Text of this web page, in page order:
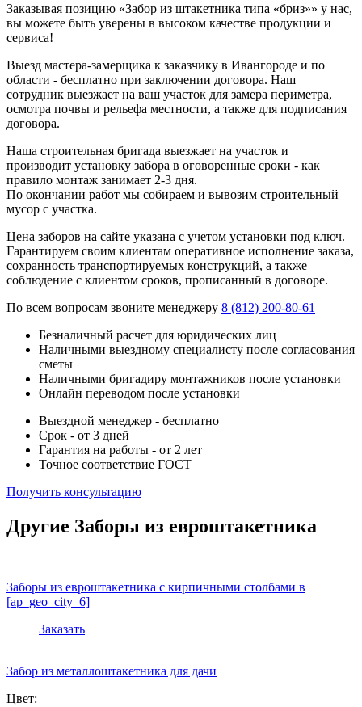
Заказывая позицию «Забор из штакетника типа «бриз»» у нас,
вы можете быть уверены в высоком качестве продукции и
сервиса!
Выезд мастера-замерщика к заказчику в Ивангороде и по
области - бесплатно при заключении договора. Наш
сотрудник выезжает на ваш участок для замера периметра,
осмотра почвы и рельефа местности, а также для подписания
договора.
Наша строительная бригада выезжает на участок и
производит установку забора в оговоренные сроки - как
правило монтаж занимает 2-3 дня.
По окончании работ мы собираем и вывозим строительный
мусор с участка.
Цена заборов на сайте указана с учетом установки под ключ.
Гарантируем своим клиентам оперативное исполнение заказа,
сохранность транспортируемых конструкций, а также
соблюдение с клиентом сроков, прописанный в договоре.
По всем вопросам звоните менеджеру 8 (812) 200-80-61
Безналичный расчет для юридических лиц
Наличными выездному специалисту после согласования
сметы
Наличными бригадиру монтажников после установки
Онлайн переводом после установки
Выездной менеджер - бесплатно
Срок - от 3 дней
Гарантия на работы - от 2 лет
Точное соответствие ГОСТ
Получить консультацию
Другие Заборы из евроштакетника
Заборы из евроштакетника с кирпичными столбами в
[ap_geo_city_6]
Заказать
Забор из металлоштакетника для дачи
Цвет: